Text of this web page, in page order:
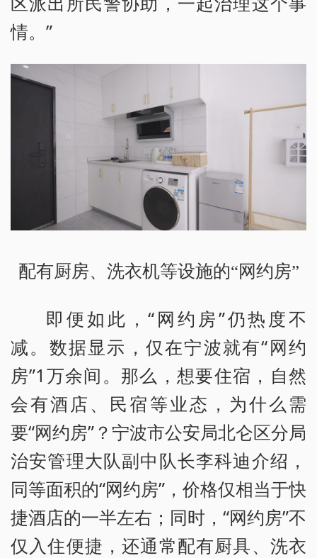
情。”
配有厨房、洗衣机等设施的“网约房”
即便如此，“网约房”仍热度不
减。数据显示，仅在宁波就有“网约
房”1万余间。那么，想要住宿，自然
会有酒店、民宿等业态，为什么需
要“网约房”？宁波市公安局北仑区分局
治安管理大队副中队长李科迪介绍，
同等面积的“网约房”，价格仅相当于快
捷酒店的一半左右；同时，“网约房”不
仅入住便捷，还通常配有厨具、洗衣